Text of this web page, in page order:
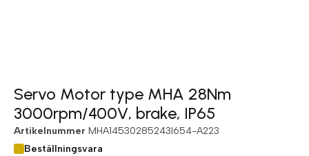
Servo Motor type MHA 28Nm
3000rpm/400V, brake, IP65
Artikelnummer MHA14530285243I654-A223
Beställningsvara